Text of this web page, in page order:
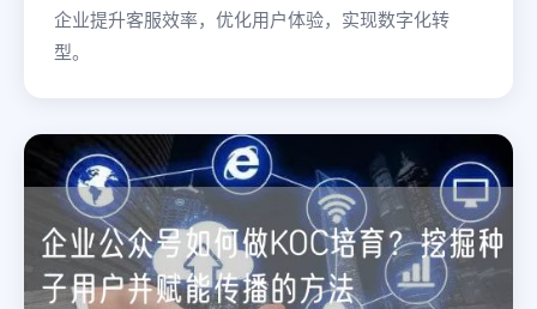
企业提升客服效率，优化用户体验，实现数字化转
型。